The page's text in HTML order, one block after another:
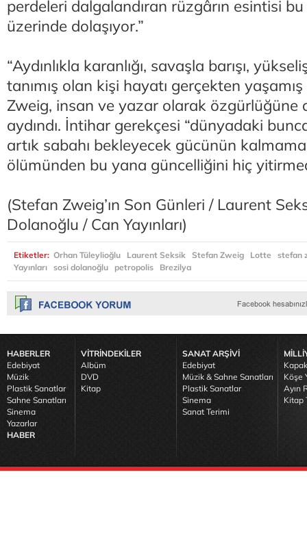
perdeleri dalgalandıran rüzgârın esintisi
üzerinde dolaşıyor.”
“Aydınlıkla karanlığı, savaşla barışı,
tanımış olan kişi hayatı gerçekten yaşamış
Zweig, insan ve yazar olarak özgürlüğüne
aydındı. İntihar gerekçesi “dünyadaki
artık sabahı bekleyecek gücünün
ölümünden bu yana güncelliğini hiç
(Stefan Zweig’ın Son Günleri / Laurent
Dolanoğlu / Can Yayınları)
Etiketler: Orhan Tüleylioğlu Laurent Seksik Stefan Zweig Lotte
stefan
Yayınları sosi dolanoğlu petropolis Brezilya
HABERLER
Edebiyat
Müzik
Plastik Sanatlar
Sahne Sanatları
Sinema
Yazarlar
HABER
VİTRİNDEKİLER
Albüm
DVD
Kitap
SANAT ARŞİVİ
Edebiyat
Müzik & Sahne Sanatları
Plastik Sanatlar
Sinema
Sanat Terimi
Köşe
Ayın
Kitap